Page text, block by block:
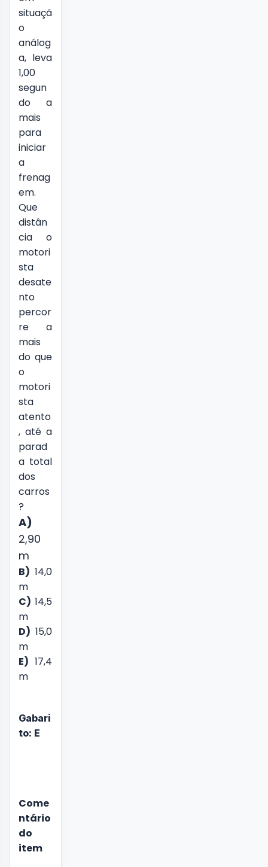
situaçã
o
análog
a, leva
1,00
segun
do a
mais
para
iniciar
a
frenag
em.
Que
distân
cia o
motori
sta
desate
nto
percor
re a
mais
do que
o
motori
sta
atento
, até a
parad
a total
dos
carros
?
A)
2,90
m
B) 14,0
m
C) 14,5
m
D) 15,0
m
E) 17,4
m
Gabari
to: E
Come
ntário
do
item